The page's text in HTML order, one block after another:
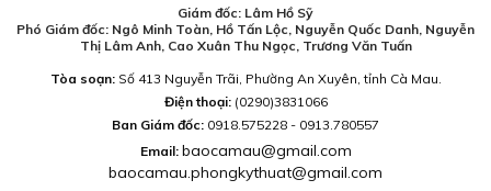
Giám đốc: Lâm Hồ Sỹ
Phó Giám đốc: Ngô Minh Toàn, Hồ Tấn Lộc, Nguyễn Quốc Danh, Nguyễn
Thị Lâm Anh, Cao Xuân Thu Ngọc, Trương Văn Tuấn
Tòa soạn:Số 413 Nguyễn Trãi, Phường An Xuyên, tỉnh Cà Mau.
Điện thoại: (0290)3831066
Ban Giám đốc: 0918.575228 - 0913.780557
Email: baocamau@gmail.com
baocamau.phongkythuat@gmail.com